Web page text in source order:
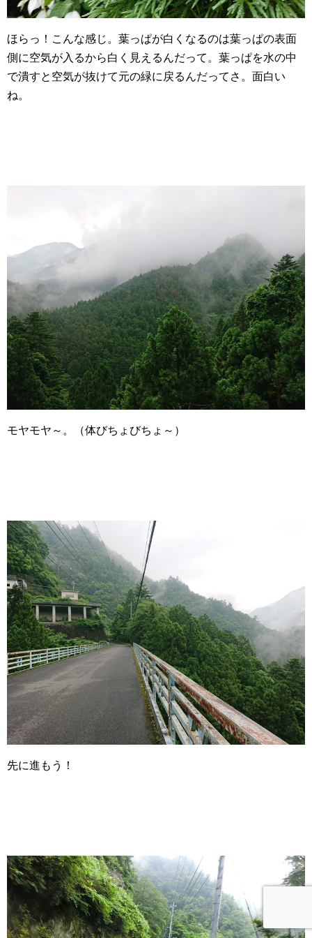
ほらっ！こんな感じ。葉っぱが白くなるのは葉っぱの表面
側に空気が入るから白く見えるんだって。葉っぱを水の中
で潰すと空気が抜けて元の緑に戻るんだってさ。面白い
ね。
モヤモヤ～。（体びちょびちょ～）
先に進もう！